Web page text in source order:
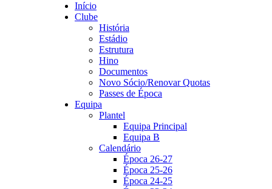
Início
Clube
História
Estádio
Estrutura
Hino
Documentos
Novo Sócio/Renovar Quotas
Passes de Época
Equipa
Plantel
Equipa Principal
Equipa B
Calendário
Época 26-27
Época 25-26
Época 24-25